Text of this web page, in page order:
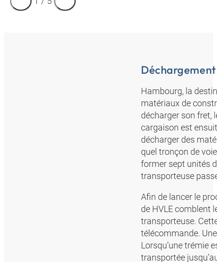
Hambourg, la
matériaux de
décharger son fret,
cargaison est
décharger des
quel tronçon de
former sept unités
transporteuse
Afin de lancer le
de HVLE comblent
transporteuse.
télécommande.
Lorsqu’une trémie
transportée